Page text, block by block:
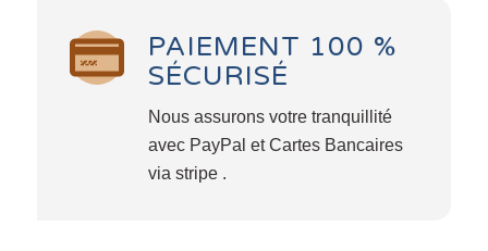
PAIEMENT 100 %
SÉCURISÉ
Nous assurons votre tranquillité
avec PayPal et Cartes Bancaires
via stripe .